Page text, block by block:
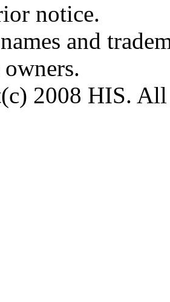
notice.
and
2008 HIS. All